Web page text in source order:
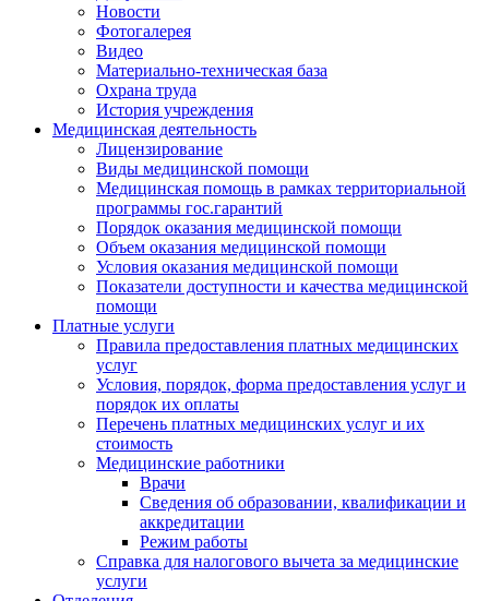
Новости
Фотогалерея
Видео
Материально-техническая база
Охрана труда
История учреждения
Медицинская деятельность
Лицензирование
Виды медицинской помощи
Медицинская помощь в рамках территориальной
программы гос.гарантий
Порядок оказания медицинской помощи
Объем оказания медицинской помощи
Условия оказания медицинской помощи
Показатели доступности и качества медицинской
помощи
Платные услуги
Правила предоставления платных медицинских
услуг
Условия, порядок, форма предоставления услуг и
порядок их оплаты
Перечень платных медицинских услуг и их
стоимость
Медицинские работники
Врачи
Сведения об образовании, квалификации и
аккредитации
Режим работы
Справка для налогового вычета за медицинские
услуги